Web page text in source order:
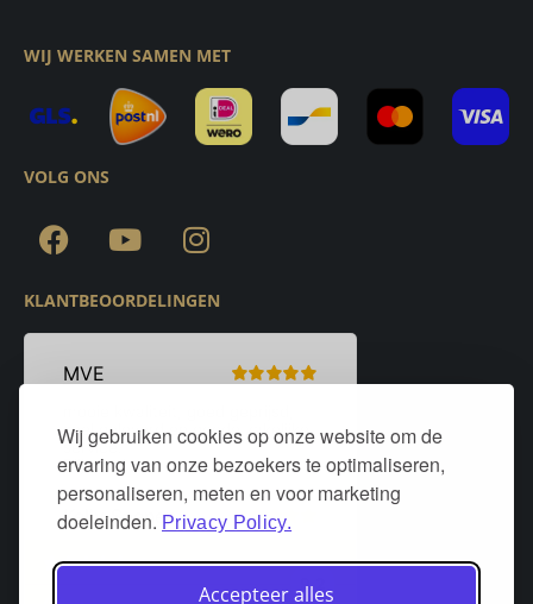
Wij gebruiken cookies op onze website om de
ervaring van onze bezoekers te optimaliseren,
personaliseren, meten en voor marketing
doeleinden. Privacy Policy.
Accepteer alles
WIJ WERKEN SAMEN MET
VOLG ONS
KLANTBEOORDELINGEN